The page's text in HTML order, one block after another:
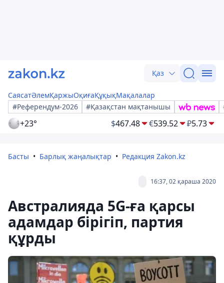
Қаз
СаясатӘлемҚаржыОқиғаҚұқықМақалалар
#Референдум-2026
#Қазақстан мақтанышы
+23° $467.48 €539.52 ₽5.73
Басты Барлық жаңалықтар Редакция Zakon.kz
16:37, 02 қараша 2020
Австралияда 5G-ға қарсы
адамдар бірігіп, партия
құрды